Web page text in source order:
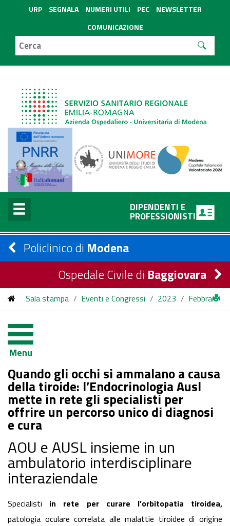
URP SEGNALA NUMERI UTILI PEC
NEWSLETTER
COMUNICAZIONE
DIPENDENTI E
PROFESSIONISTI
Policlinico di Modena
Ospedale Civile di Baggiovara
Sala stampa / Eventi e Congressi / 2023 / Febbraio
Quando gli occhi si ammalano a causa della tiroide:
l’Endocrinologia Ausl mette in rete gli specialisti per offrire un
percorso unico di diagnosi e cura
Menu
Quando gli occhi si ammalano a causa
della tiroide: l’Endocrinologia Ausl
mette in rete gli specialisti per
offrire un percorso unico di diagnosi
e cura
AOU e AUSL insieme in un
ambulatorio interdisciplinare
interaziendale
Specialisti in rete per curare l’orbitopatia tiroidea,
patologia oculare correlata alle malattie tiroidee di origine